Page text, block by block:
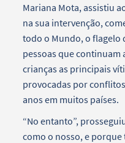
Mariana Mota, assistiu
na sua intervenção,
todo o Mundo, o flagelo
pessoas que continuam
crianças as principais
provocadas por
anos em muitos países.
“No entanto”,
como o nosso, e